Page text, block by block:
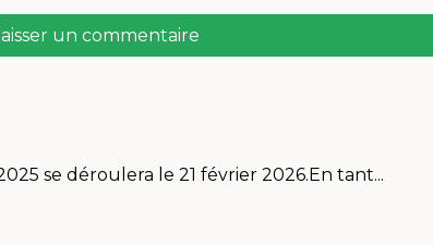
un commentaire
se déroulera le 21 février 2026.En tant...